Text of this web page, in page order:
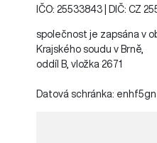
IČO: 25533843 | DIČ: CZ
společnost je zapsána v
Krajského soudu v Brně,
oddíl B, vložka 2671
Datová schránka: enhf5gn